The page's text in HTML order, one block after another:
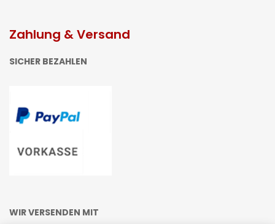
Zahlung & Versand
SICHER BEZAHLEN
WIR VERSENDEN MIT